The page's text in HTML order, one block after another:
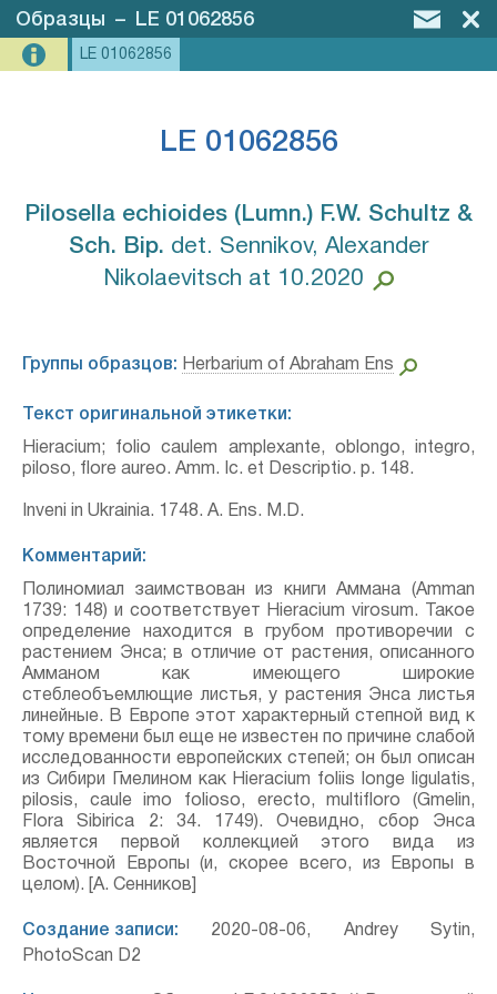
Образцы – LE 01062856
LE 01062856
LE 01062856
Pilosella echioides (Lumn.) F.W. Schultz &
Sch. Bip.⁣ det. Sennikov, Alexander
Nikolaevitsch at 10.2020
Группы образцов: Herbarium of Abraham Ens
Текст оригинальной этикетки:
Hieracium; folio caulem amplexante, oblongo, integro,
piloso, flore aureo. Amm. Ic. et Descriptio. p. 148.
Inveni in Ukrainia. 1748. A. Ens. M.D.
Комментарий:
Полиномиал заимствован из книги Аммана (Amman
1739: 148) и соответствует Hieracium virosum. Такое
определение находится в грубом противоречии с
растением Энса; в отличие от растения, описанного
Амманом как имеющего широкие
стеблеобъемлющие листья, у растения Энса листья
линейные. В Европе этот характерный степной вид к
тому времени был еще не известен по причине слабой
исследованности европейских степей; он был описан
из Сибири Гмелином как Hieracium foliis longe ligulatis,
pilosis, caule imo folioso, erecto, multifloro (Gmelin,
Flora Sibirica 2: 34. 1749). Очевидно, сбор Энса
является первой коллекцией этого вида из
Восточной Европы (и, скорее всего, из Европы в
целом). [А. Сенников]
Создание записи: 2020-08-06, Andrey Sytin,
PhotoScan D2